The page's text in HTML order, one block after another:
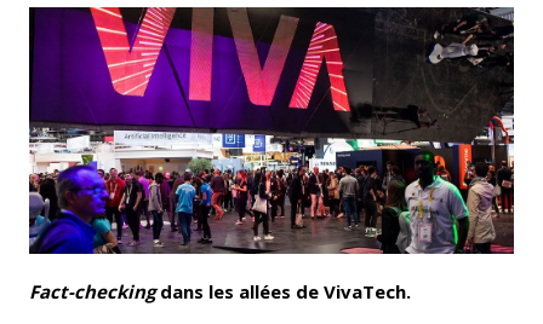
Email Facebook LinkedIn
Bluesky Whatsapp
Fact-checkingdans les allées de VivaTech.